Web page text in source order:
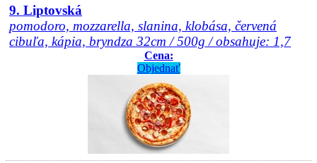
9. Liptovská
pomodoro, mozzarella, slanina, klobása, červená
cibuľa, kápia, bryndza 32cm / 500g / obsahuje: 1,7
Cena:
Objednať